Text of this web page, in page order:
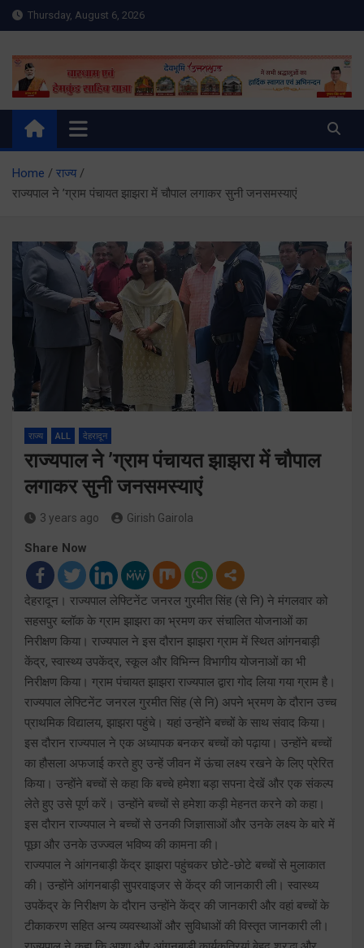
Skip
to
Thursday, August 6, 2026
Meru Raibar | Uttarakhand
News | Uttarkashi News
meruraibar.com
Home
राज्य
राज्यपाल ने ’ग्राम पंचायत झाझरा में चौपाल लगाकर सुनी जनसमस्याएं
राज्य ALL देहरादून
राज्यपाल ने ’ग्राम पंचायत झाझरा में चौपाल
लगाकर सुनी जनसमस्याएं
3 years ago Girish Gairola
Share Now
देहरादून। राज्यपाल लेफ्टिनेंट जनरल गुरमीत सिंह (से नि) ने मंगलवार को
सहसपुर ब्लॉक के ग्राम झाझरा का भ्रमण कर संचालित योजनाओं का
निरीक्षण किया। राज्यपाल ने इस दौरान झाझरा ग्राम में स्थित आंगनबाड़ी
केंद्र, स्वास्थ्य उपकेंद्र, स्कूल और विभिन्न विभागीय योजनाओं का भी
निरीक्षण किया। ग्राम पंचायत झाझरा राज्यपाल द्वारा गोद लिया गया ग्राम है।
राज्यपाल लेफ्टिनेंट जनरल गुरमीत सिंह (से नि) अपने भ्रमण के दौरान उच्च
प्राथमिक विद्यालय, झाझरा पहुंचे। यहां उन्होंने बच्चों के साथ संवाद किया।
इस दौरान राज्यपाल ने एक अध्यापक बनकर बच्चों को पढ़ाया। उन्होंने बच्चों
का हौसला अफजाई करते हुए उन्हें जीवन में ऊंचा लक्ष्य रखने के लिए प्रेरित
किया। उन्होंने बच्चों से कहा कि बच्चे हमेशा बड़ा सपना देखें और एक संकल्प
लेते हुए उसे पूर्ण करें। उन्होंने बच्चों से हमेशा कड़ी मेहनत करने को कहा।
इस दौरान राज्यपाल ने बच्चों से उनकी जिज्ञासाओं और उनके लक्ष्य के बारे में
पूछा और उनके उज्ज्वल भविष्य की कामना की।
राज्यपाल ने आंगनबाड़ी केंद्र झाझरा पहुंचकर छोटे-छोटे बच्चों से मुलाकात
की। उन्होंने आंगनबाड़ी सुपरवाइजर से केंद्र की जानकारी ली। स्वास्थ्य
उपकेंद्र के निरीक्षण के दौरान उन्होंने केंद्र की जानकारी और वहां बच्चों के
टीकाकरण सहित अन्य व्यवस्थाओं और सुविधाओं की विस्तृत जानकारी ली।